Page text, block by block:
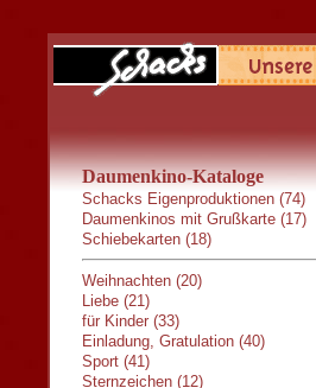
Daumenkino-Kataloge
Schacks Eigenproduktionen (74)
Daumenkinos mit Grußkarte (17)
Schiebekarten (18)
Weihnachten (20)
Liebe (21)
für Kinder (33)
Einladung, Gratulation (40)
Sport (41)
Sternzeichen (12)